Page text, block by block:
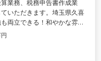
業務、税務申告書作成業
いただきます。埼玉県久喜
両立できる！和やかな雰囲